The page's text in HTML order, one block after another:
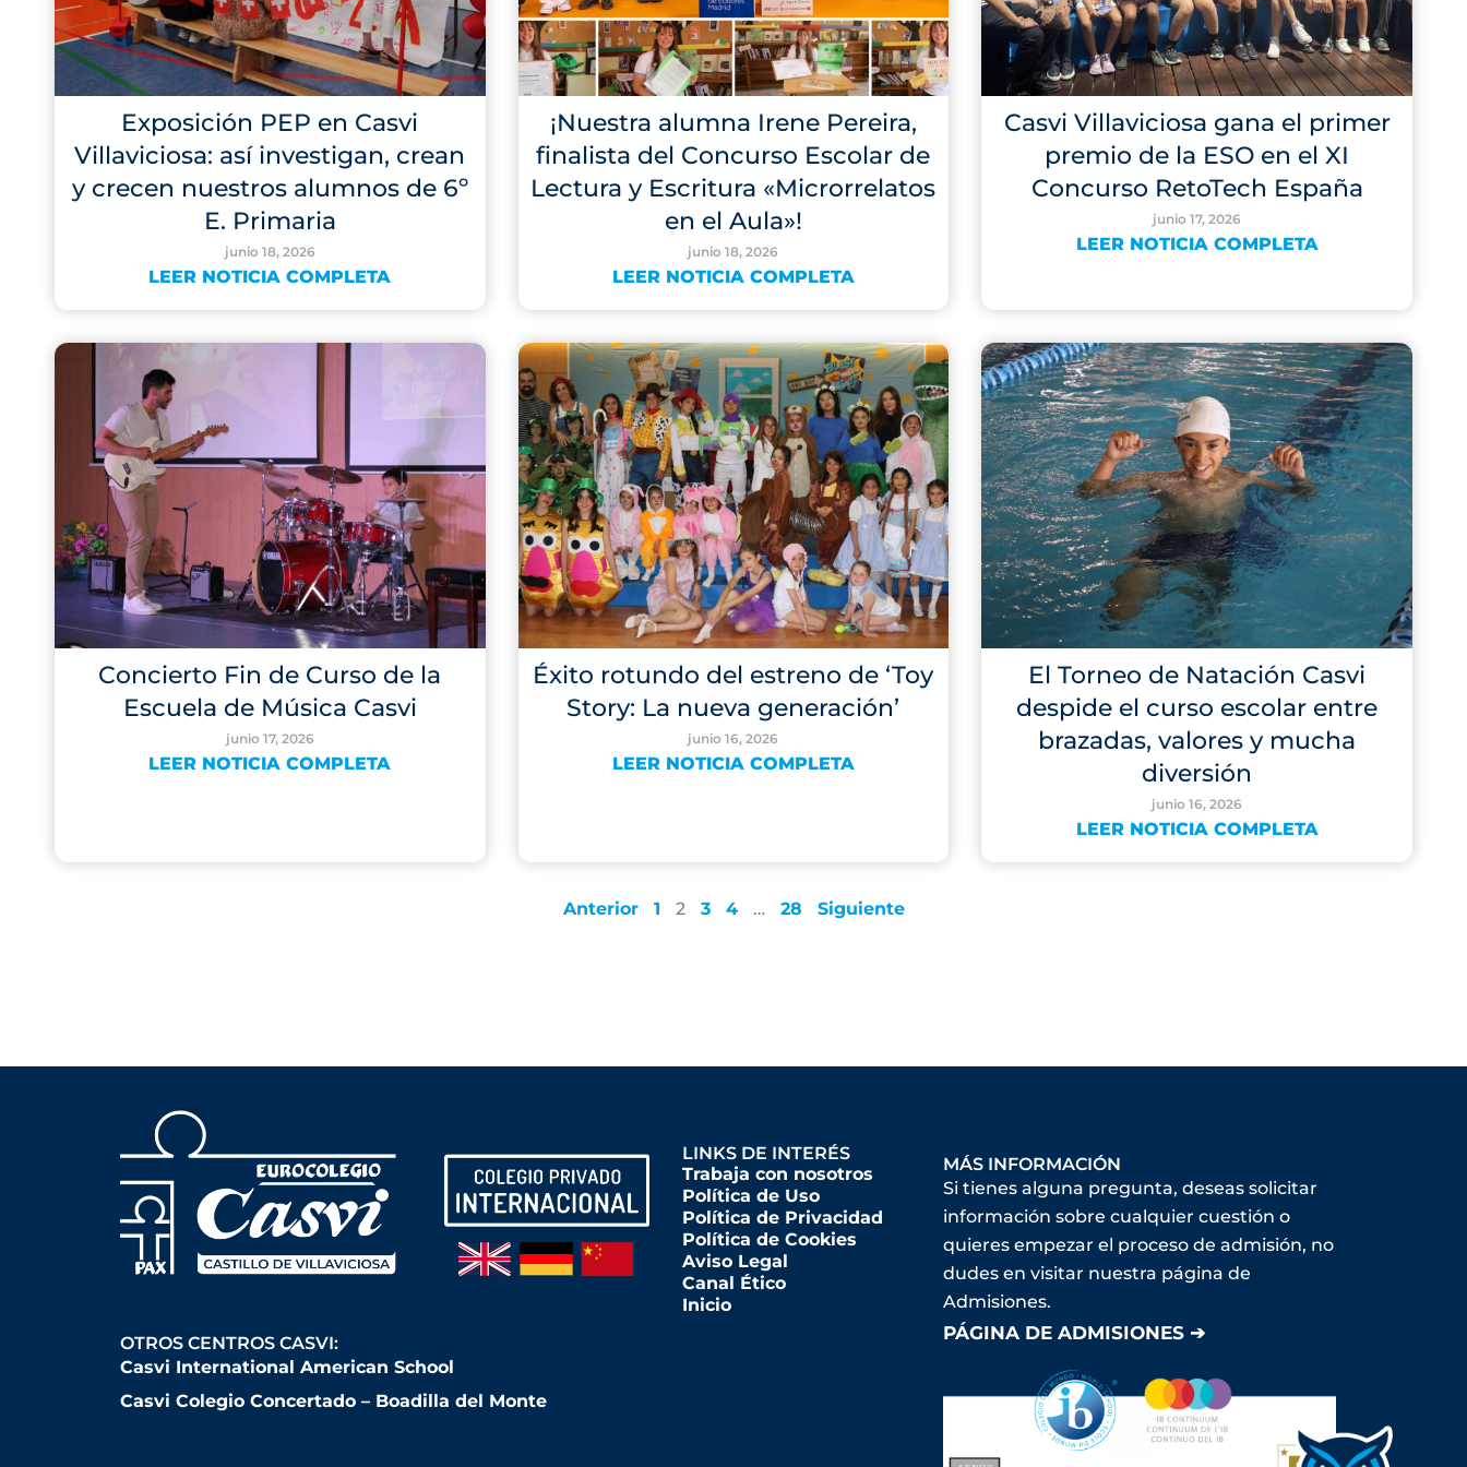
Exposición PEP en Casvi
Villaviciosa: así investigan, crean
y crecen nuestros alumnos de 6º
E. Primaria
junio 18, 2026
LEER NOTICIA COMPLETA
¡Nuestra alumna Irene Pereira,
finalista del Concurso Escolar de
Lectura y Escritura «Microrrelatos
en el Aula»!
junio 18, 2026
LEER NOTICIA COMPLETA
Casvi Villaviciosa gana el primer
premio de la ESO en el XI
Concurso RetoTech España
junio 17, 2026
LEER NOTICIA COMPLETA
Concierto Fin de Curso de la
Escuela de Música Casvi
junio 17, 2026
LEER NOTICIA COMPLETA
Éxito rotundo del estreno de ‘Toy
Story: La nueva generación’
junio 16, 2026
LEER NOTICIA COMPLETA
El Torneo de Natación Casvi
despide el curso escolar entre
brazadas, valores y mucha
diversión
junio 16, 2026
LEER NOTICIA COMPLETA
Anterior 1 2 3 4 … 28 Siguiente
OTROS CENTROS CASVI:
Casvi International American School
Casvi Colegio Concertado – Boadilla del Monte
LINKS DE INTERÉS
Trabaja con nosotros
Política de Uso
Política de Privacidad
Política de Cookies
Aviso Legal
Canal Ético
Inicio
MÁS INFORMACIÓN
Si tienes alguna pregunta, deseas solicitar
información sobre cualquier cuestión o
quieres empezar el proceso de admisión, no
dudes en visitar nuestra página de
Admisiones.
PÁGINA DE ADMISIONES ➔